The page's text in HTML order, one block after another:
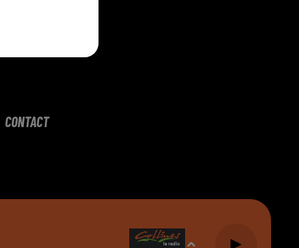
CONTACT